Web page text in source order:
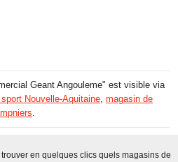
Geant Angouleme" est visible via
Nouvelle-Aquitaine, magasin de
.
en quelques clics quels magasins de